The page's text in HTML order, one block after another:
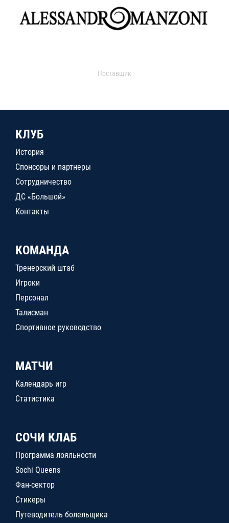
Поставщик
КЛУБ
История
Спонсоры и партнеры
Сотрудничество
ДС «Большой»
Контакты
КОМАНДА
Тренерский штаб
Игроки
Персонал
Талисман
Спортивное руководство
МАТЧИ
Календарь игр
Статистика
СОЧИ КЛАБ
Программа лояльности
Sochi Queens
Фан-сектор
Стикеры
Путеводитель болельщика